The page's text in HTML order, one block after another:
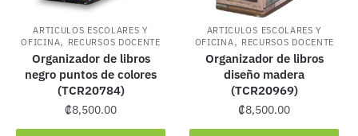
ARTICULOS ESCOLARES Y
OFICINA, RECURSOS DOCENTE
Organizador de libros
negro puntos de colores
(TCR20784)
₡8,500.00
ARTICULOS ESCOLARES Y
OFICINA, RECURSOS DOCENTE
Organizador de libros
diseño madera
(TCR20969)
₡8,500.00